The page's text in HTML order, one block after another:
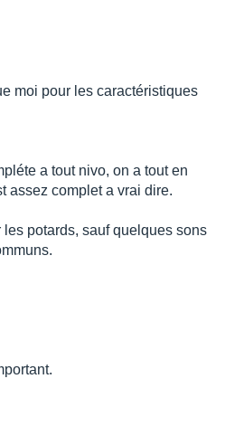
moi pour les caractéristiques
a tout nivo, on a tout en
assez complet a vrai dire.
potards, sauf quelques sons